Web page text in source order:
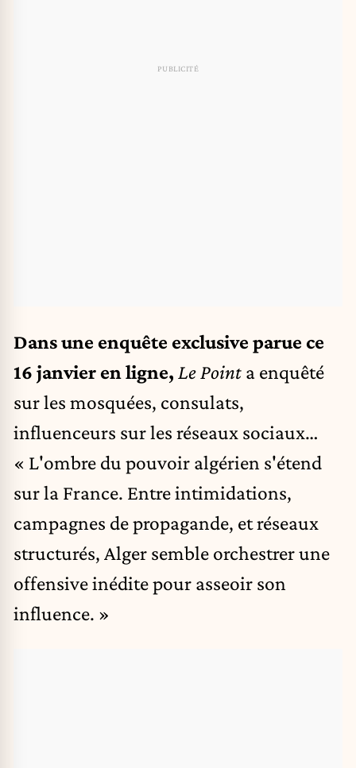
Dans une enquête exclusive parue ce
16 janvier en ligne, Le Point a enquêté
sur les mosquées, consulats,
influenceurs sur les réseaux sociaux…
« L'ombre du pouvoir algérien s'étend
sur la France. Entre intimidations,
campagnes de propagande, et réseaux
structurés, Alger semble orchestrer une
offensive inédite pour asseoir son
influence. »